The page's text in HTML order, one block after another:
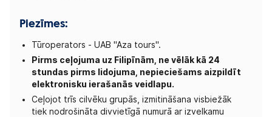
Piezīmes:
Tūroperators - UAB "Aza tours".
Pirms ceļojuma uz Filipīnām, ne vēlāk kā 24
stundas pirms lidojuma, nepieciešams aizpildīt
elektronisku ierašanās veidlapu.
Ceļojot trīs cilvēku grupās, izmitināšana visbiežāk
tiek nodrošināta divvietīgā numurā ar izvelkamu